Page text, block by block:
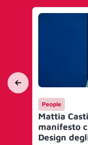
People
Mattia
manifesto
Design